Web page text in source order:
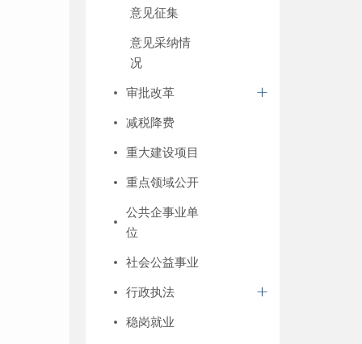
意见征集
意见采纳情
况
审批改革
减税降费
重大建设项目
重点领域公开
公共企事业单
位
社会公益事业
行政执法
稳岗就业